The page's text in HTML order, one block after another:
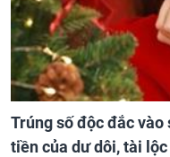
Trúng số độc đắc
tiền của dư dôi, tài